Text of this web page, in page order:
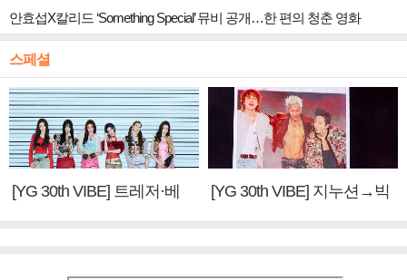
안효섭X칼리드 ‘Something Special’ 뮤비 공개…한 편의 청춘 영화
스페셜
[YG 30th VIBE] 트레저·베
[YG 30th VIBE] 지누션→빅